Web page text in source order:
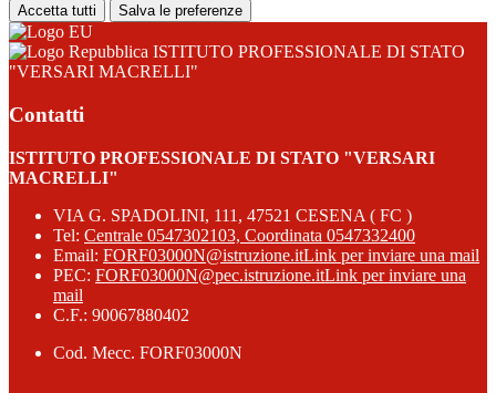
Accetta tutti Salva le preferenze
ISTITUTO PROFESSIONALE DI STATO
"VERSARI MACRELLI"
Contatti
ISTITUTO PROFESSIONALE DI STATO "VERSARI
MACRELLI"
VIA G. SPADOLINI, 111, 47521 CESENA ( FC )
Tel: Centrale 0547302103, Coordinata 0547332400
Email: FORF03000N@istruzione.itLink per inviare una mail
PEC: FORF03000N@pec.istruzione.itLink per inviare una
mail
C.F.: 90067880402
Cod. Mecc. FORF03000N